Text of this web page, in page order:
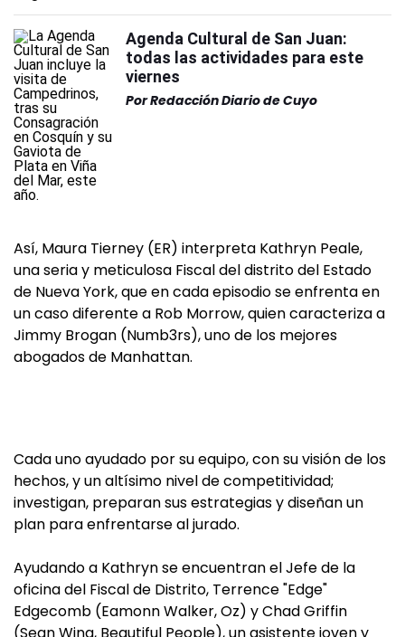
Agenda Cultural de San Juan:
todas las actividades para este
viernes
PorRedacción Diario de Cuyo
Así, Maura Tierney (ER) interpreta Kathryn Peale,
una seria y meticulosa Fiscal del distrito del Estado
de Nueva York, que en cada episodio se enfrenta en
un caso diferente a Rob Morrow, quien caracteriza a
Jimmy Brogan (Numb3rs), uno de los mejores
abogados de Manhattan.
Cada uno ayudado por su equipo, con su visión de los
hechos, y un altísimo nivel de competitividad;
investigan, preparan sus estrategias y diseñan un
plan para enfrentarse al jurado.
Ayudando a Kathryn se encuentran el Jefe de la
oficina del Fiscal de Distrito, Terrence "Edge"
Edgecomb (Eamonn Walker, Oz) y Chad Griffin